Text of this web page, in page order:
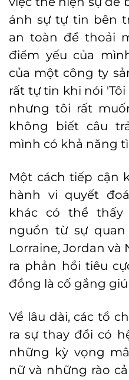
ánh sự tự tin bên
an toàn để thoải
điểm yếu của
của một công ty
rất tự tin khi nói
nhưng tôi rất
không biết câu
mình có khả năng
Một cách tiếp cận
hành vi quyết
khác có thể
nguồn từ sự
Lorraine, Jordan và
ra phản hồi tiêu
đồng là cố gắng
Về lâu dài, các tổ
ra sự thay đổi có
những kỳ vọng
nữ và những rào